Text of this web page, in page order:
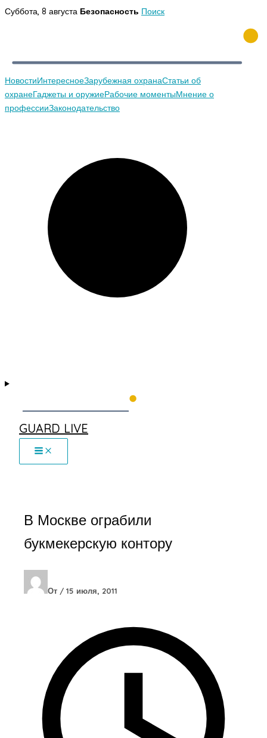
Перейти
Суббота, 8 августа Безопасность Поиск
НовостиИнтересноеЗарубежная охранаСтатьи об
охранеГаджеты и оружиеРабочие моментыМнение о
профессииЗаконодательство
GUARD LIVE
В Москве ограбили
букмекерскую контору
От / 15 июля, 2011